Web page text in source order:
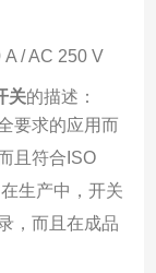
/ AC 250 V
关的描述：
要求的应用而
且符合ISO
生产中，开关
，而且在成品